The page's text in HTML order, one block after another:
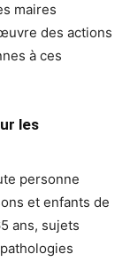
maires
des actions
à ces
les
personne
et enfants de
ans, sujets